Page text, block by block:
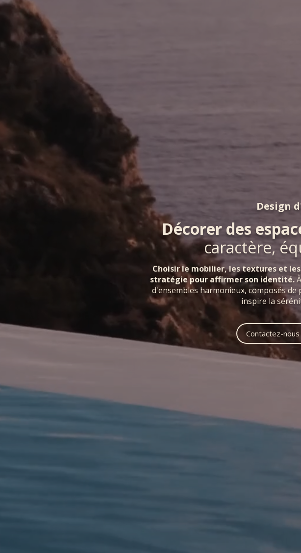
Design
Décorer des
caractère,
Choisir le mobilier, les textures et
stratégie pour affirmer son identité.
d'ensembles harmonieux, composés
inspire la
Contactez-nous